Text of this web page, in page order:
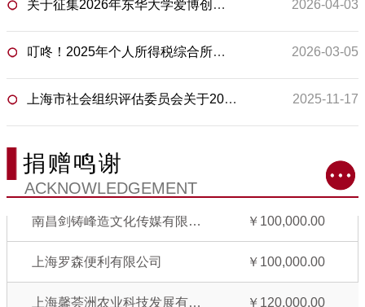
关于征集2026年东华大学爱博创新创业基金概念验证支持项目的通知 2026-04-03
叮咚！2025年个人所得税综合所得汇算清缴开始啦 2026-03-05
上海市社会组织评估委员会关于2025年度第二批社会组织评估等级的公示 2025-11-17
捐赠鸣谢
ACKNOWLEDGEMENT
上海瑞彼达新材料科技有限公司 ￥6,500.00
世优认证（上海）有限公司 ￥30,000.00
张坤
￥100,000.00
上海罗森便利有限公司 ￥100,000.00
￥120,000.00